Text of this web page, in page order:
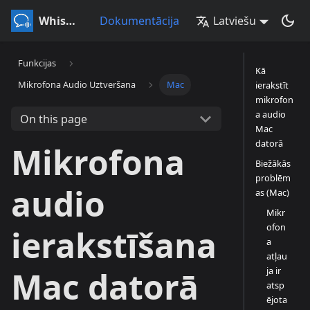
Whisperr Dokumentācija Latviešu
Funkcijas
Mikrofona Audio Uztveršana
Mac
On this page
Mikrofona
audio
ierakstīšana
Mac datorā
Kā
ierakstīt
mikrofon
a audio
Mac
datorā
Biežākās
problēm
as (Mac)
Mikr
ofon
a
atļau
ja ir
atsp
ējota